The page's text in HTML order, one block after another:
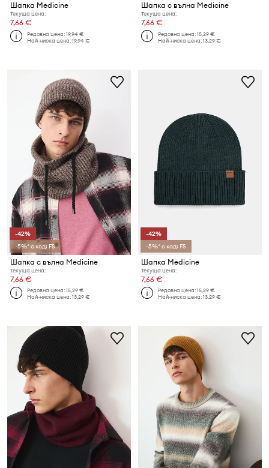
Шапка Medicine
Текуща цена:
7,66 €
Редовна цена:19,94 €
Най-ниска цена:19,94 €
Шапка с вълна Medicine
Текуща цена:
7,66 €
Редовна цена:15,29 €
Най-ниска цена:13,29 €
-42%
-5%* с код: FS
Шапка с вълна Medicine
Текуща цена:
7,66 €
Редовна цена:15,29 €
Най-ниска цена:13,29 €
-42%
-5%* с код: FS
Шапка Medicine
Текуща цена:
7,66 €
Редовна цена:15,29 €
Най-ниска цена:13,29 €